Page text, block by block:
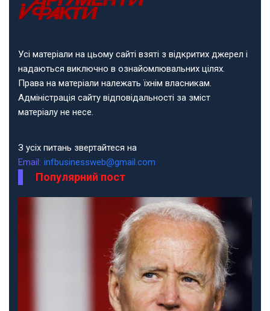
Усі матеріали на цьому сайті взяті з відкритих джерел і
надаються виключно в ознайомлювальних цілях.
Права на матеріали належать їхнім власникам.
Адміністрація сайту відповідальності за зміст
матеріалу не несе.
З усіх питань звертайтеся на
Email: infbusinessweb@gmail.com
Популярний пост